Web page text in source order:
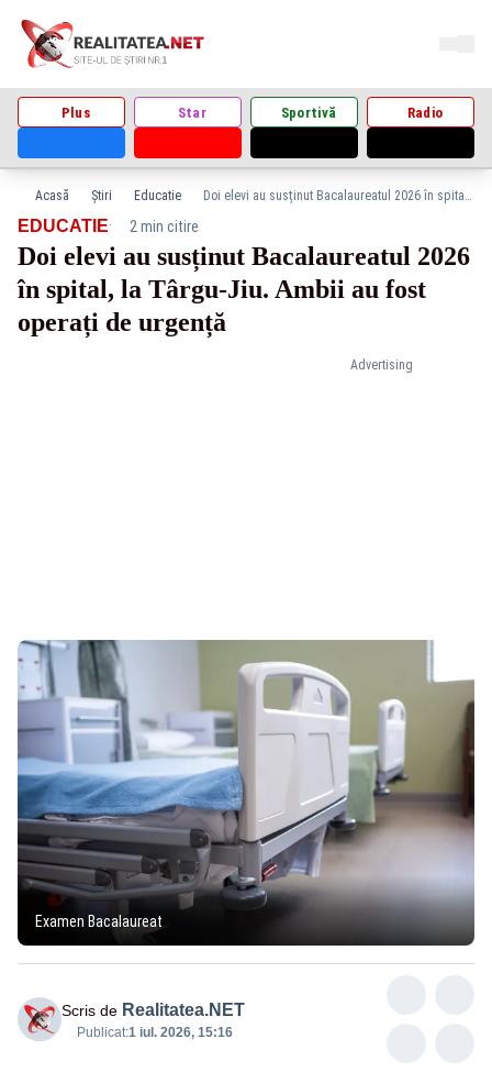
Plus Star Sportivă Radio
Acasă Știri Educatie Doi elevi au susținut Bacalaureatul 2026 în spital, la Târgu-Jiu. Ambii au fost operați de urgență
Advertising
EDUCATIE· 2 min citire
Doi elevi au susținut Bacalaureatul 2026
în spital, la Târgu-Jiu. Ambii au fost
operați de urgență
Examen Bacalaureat
Scris de Realitatea.NET
Publicat:1 iul. 2026, 15:16